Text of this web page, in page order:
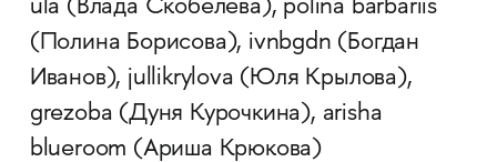
ūla (Влада Скобелева), polina barbariis
(Полина Борисова), ivnbgdn (Богдан
Иванов), jullikrylova (Юля Крылова),
grezoba (Дуня Курочкина), arisha
blueroom (Ариша Крюкова)